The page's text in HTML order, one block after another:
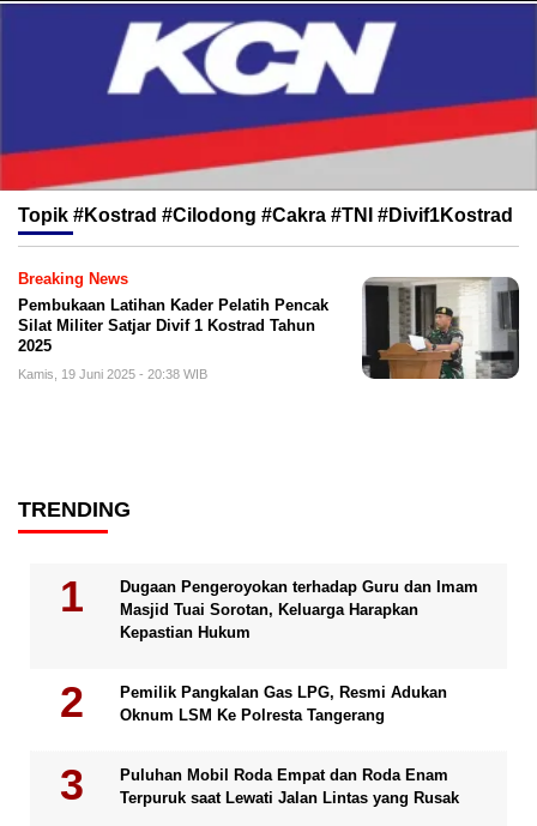
Topik #Kostrad #Cilodong #Cakra #TNI #Divif1Kostrad
Breaking News
Pembukaan Latihan Kader Pelatih Pencak
Silat Militer Satjar Divif 1 Kostrad Tahun
2025
Kamis, 19 Juni 2025 - 20:38 WIB
TRENDING
Dugaan Pengeroyokan terhadap Guru dan Imam
Masjid Tuai Sorotan, Keluarga Harapkan
Kepastian Hukum
Pemilik Pangkalan Gas LPG, Resmi Adukan
Oknum LSM Ke Polresta Tangerang
Puluhan Mobil Roda Empat dan Roda Enam
Terpuruk saat Lewati Jalan Lintas yang Rusak